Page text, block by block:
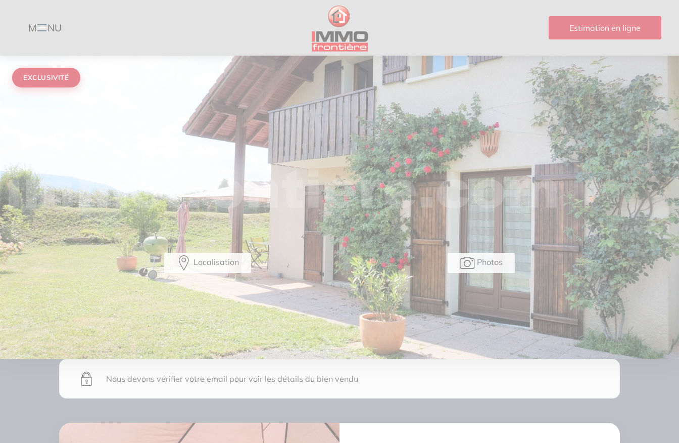
M
Menu
NU Estimation en ligne
EXCLUSIVITÉ
Photos
Localisation
Nous devons vérifier votre email pour voir les détails du bien vendu